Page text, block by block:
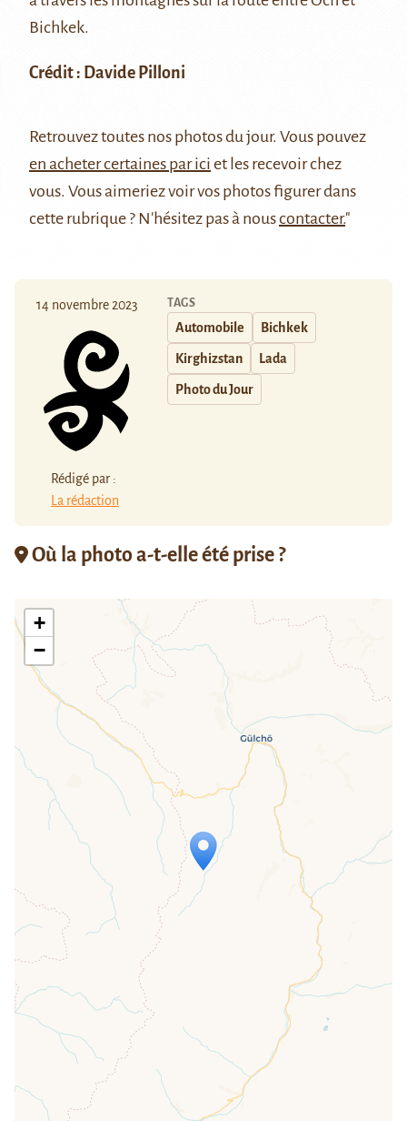
Bichkek.
Crédit : Davide Pilloni
Retrouveztoutes nos photos du jour. Vous pouvez
en acheter certaines par ici et les recevoir chez
vous. Vous aimeriez voir vos photos figurer dans
cette rubrique ? N'hésitez pas à nouscontacter."
14 novembre 2023
Rédigé par :
La rédaction
TAGS
Automobile Bichkek
Kirghizstan Lada
Photo du Jour
Où la photo a-t-elle été prise ?
Travelers' Map is loading...
If you see this after your page is
loaded completely, leafletJS files are
missing.
+
−